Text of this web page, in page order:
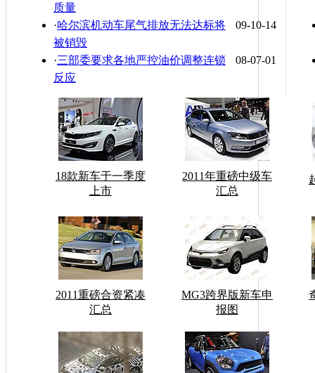
质量
09-10-14
·哈尔滨机动车尾气排放无法达标将
被销毁
08-07-01
·三部委要求各地严控油价调整连锁
反应
18款新车于一季度
上市
2011年重磅中级车
汇总
2011重磅合资紧凑
汇总
MG3跨界版新车申
报图